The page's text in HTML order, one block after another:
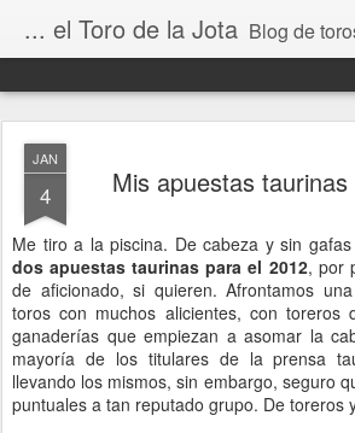
... el Toro de la Jota Blog de
JAN
4 Mis apuestas
Me tiro a la piscina. De cabeza y sin
dos apuestas taurinas para el 2012, por
de aficionado, si quieren. Afrontamos
toros con muchos alicientes, con toreros
ganaderías que empiezan a asomar la
mayoría de los titulares de la prensa
llevando los mismos, sin embargo, seguro
puntuales a tan reputado grupo. De toreros